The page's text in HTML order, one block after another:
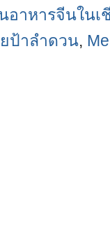
อาหารจีนในเ
ป้าลำดวน,